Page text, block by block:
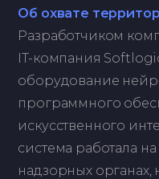
Об охвате
Разработчиком
IT-компания
оборудование
программного
искусственного
система работала
надзорных